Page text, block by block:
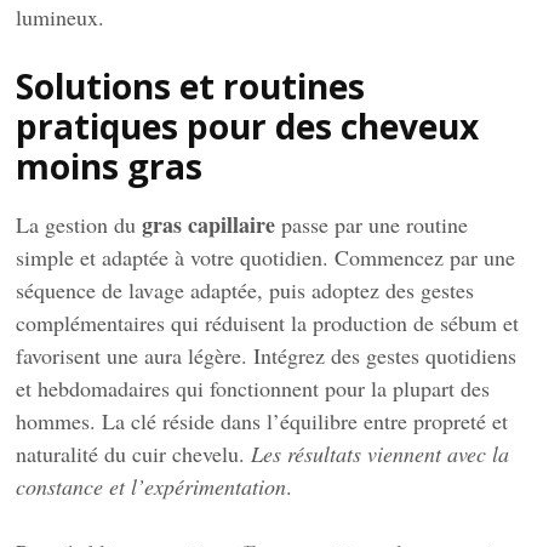
lumineux.
Solutions et routines
pratiques pour des cheveux
moins gras
La gestion dugras capillaire passe par une routine
simple et adaptée à votre quotidien. Commencez par une
séquence de lavage adaptée, puis adoptez des gestes
complémentaires qui réduisent la production de sébum et
favorisent une aura légère. Intégrez des gestes quotidiens
et hebdomadaires qui fonctionnent pour la plupart des
hommes. La clé réside dans l’équilibre entre propreté et
naturalité du cuir chevelu.Les résultats viennent avec la
constance et l’expérimentation.